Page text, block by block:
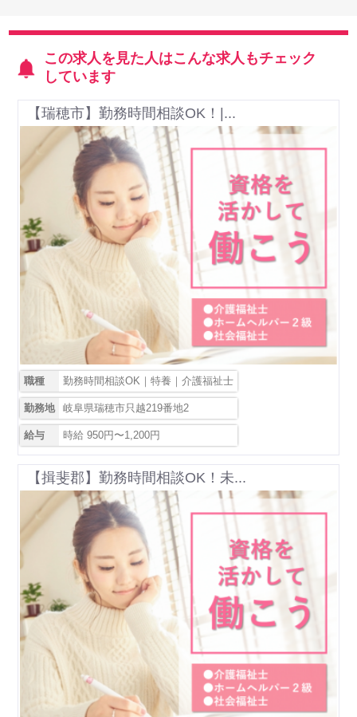
この求人を見た人はこんな求人もチェック
しています
【瑞穂市】勤務時間相談OK！|...
職種 勤務時間相談OK｜特養｜介護福祉士
勤務地 岐阜県瑞穂市只越219番地2
給与 時給 950円〜1,200円
【揖斐郡】勤務時間相談OK！未...